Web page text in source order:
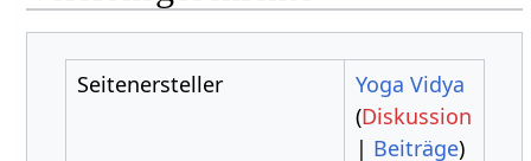
Seitenersteller
Yoga Vidya
(Diskussion
| Beiträge)